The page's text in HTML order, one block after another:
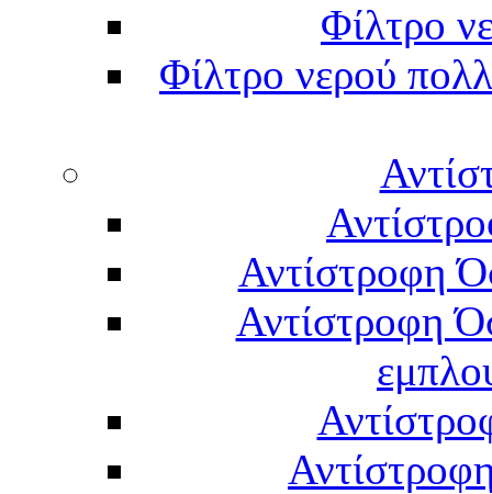
Φίλτρο
Φίλτρο νερού
Αντίστροφη
Αντίστροφη